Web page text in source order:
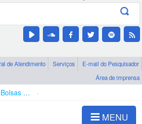
Canais
de Atendimento Serviços
E-mail do Pesquisador
Área de imprensa
Bolsas e Auxílios Vigentes
MENU